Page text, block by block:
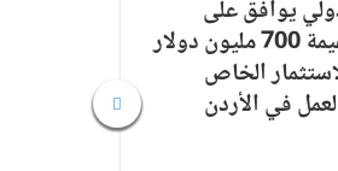
يوافق على
تمويل بقيمة 700 مليون دولار
الخاص
في الأردن